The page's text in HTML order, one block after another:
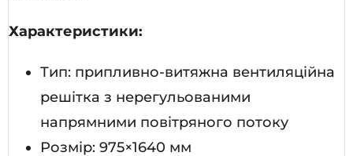
Характеристики:
Тип: припливно-витяжна вентиляційна
решітка з нерегульованими
напрямними повітряного потоку
Розмір: 975×1640 мм